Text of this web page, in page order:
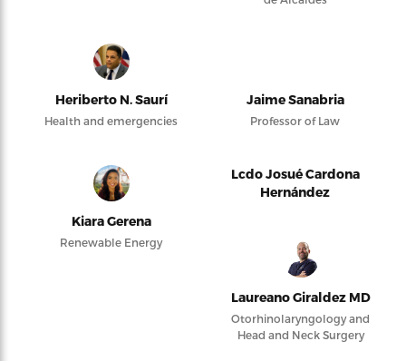
Heriberto N. Saurí
Health and emergencies
Jaime Sanabria
Professor of Law
Kiara Gerena
Renewable Energy
Lcdo Josué Cardona
Hernández
Laureano Giraldez MD
Otorhinolaryngology and
Head and Neck Surgery